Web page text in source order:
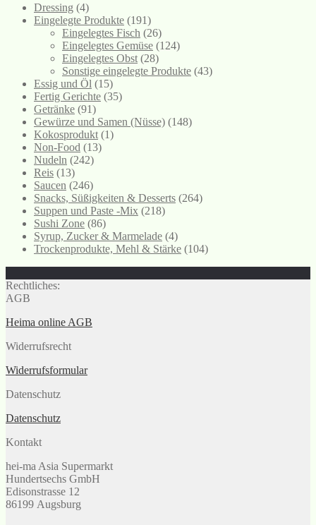
Dressing (4)
Eingelegte Produkte (191)
Eingelegtes Fisch (26)
Eingelegtes Gemüse (124)
Eingelegtes Obst (28)
Sonstige eingelegte Produkte (43)
Essig und Öl (15)
Fertig Gerichte (35)
Getränke (91)
Gewürze und Samen (Nüsse) (148)
Kokosprodukt (1)
Non-Food (13)
Nudeln (242)
Reis (13)
Saucen (246)
Snacks, Süßigkeiten & Desserts (264)
Suppen und Paste -Mix (218)
Sushi Zone (86)
Syrup, Zucker & Marmelade (4)
Trockenprodukte, Mehl & Stärke (104)
Rechtliches:
AGB
Heima online AGB
Widerrufsrecht
Widerrufsformular
Datenschutz
Datenschutz
Kontakt
hei-ma Asia Supermarkt
Hundertsechs GmbH
Edisonstrasse 12
86199 Augsburg